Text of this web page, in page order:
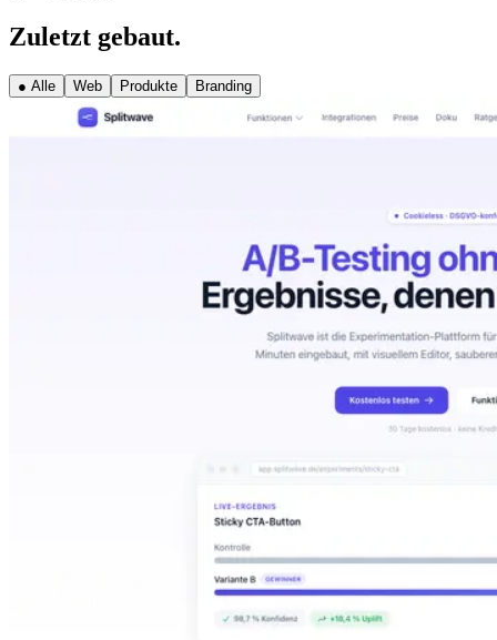
Zuletzt gebaut.
● Alle Web Produkte Branding